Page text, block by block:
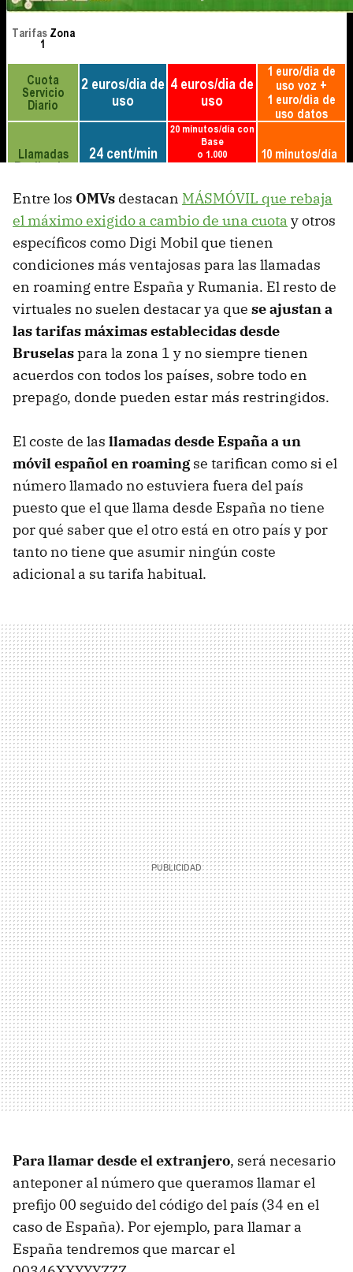
Entre los OMVs destacan MÁSMÓVIL que rebaja
el máximo exigido a cambio de una cuota y otros
específicos como Digi Mobil que tienen
condiciones más ventajosas para las llamadas
en roaming entre España y Rumania. El resto de
virtuales no suelen destacar ya que se ajustan a
las tarifas máximas establecidas desde
Bruselaspara la zona 1 y no siempre tienen
acuerdos con todos los países, sobre todo en
prepago, donde pueden estar más restringidos.
El coste de las llamadas desde España a un
móvil español en roamingse tarifican como si el
número llamado no estuviera fuera del país
puesto que el que llama desde España no tiene
por qué saber que el otro está en otro país y por
tanto no tiene que asumir ningún coste
adicional a su tarifa habitual.
Para llamar desde el extranjero, será necesario
anteponer al número que queramos llamar el
prefijo 00 seguido del código del país (34 en el
caso de España). Por ejemplo, para llamar a
España tendremos que marcar el